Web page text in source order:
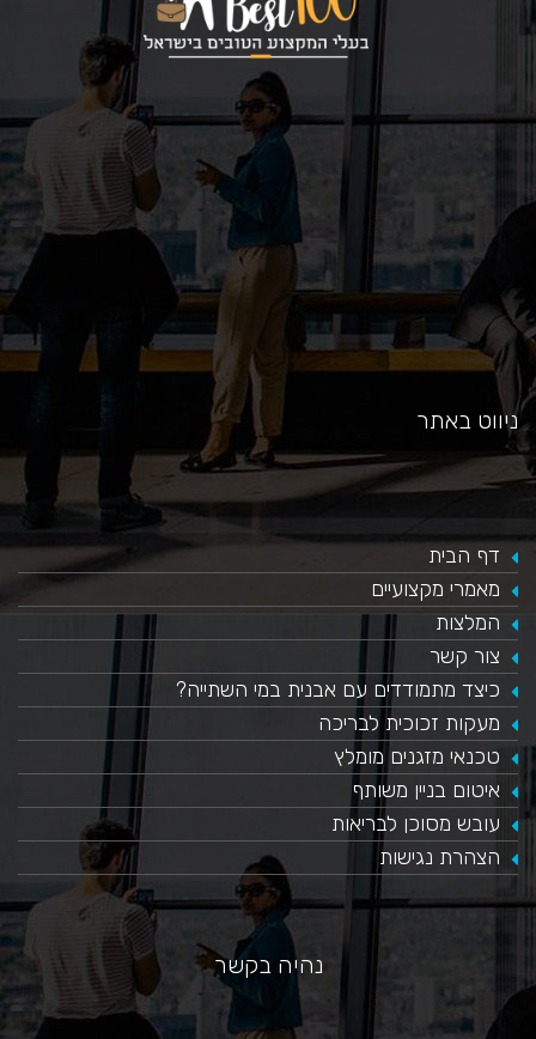
ניווט באתר
דף הבית
מאמרי מקצועיים
המלצות
צור קשר
כיצד מתמודדים עם אבנית במי השתייה?
​מעקות זכוכית לבריכה
טכנאי מזגנים מומלץ
איטום בניין משותף
עובש מסוכן לבריאות
הצהרת נגישות
נהיה בקשר